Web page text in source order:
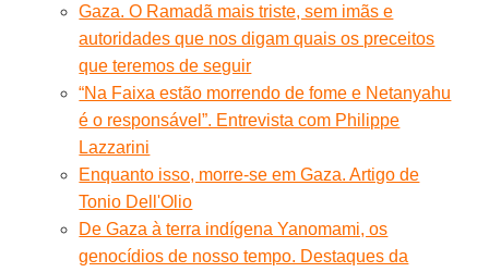
Gaza. O Ramadã mais triste, sem imãs e
autoridades que nos digam quais os preceitos
que teremos de seguir
“Na Faixa estão morrendo de fome e Netanyahu
é o responsável”. Entrevista com Philippe
Lazzarini
Enquanto isso, morre-se em Gaza. Artigo de
Tonio Dell'Olio
De Gaza à terra indígena Yanomami, os
genocídios de nosso tempo. Destaques da